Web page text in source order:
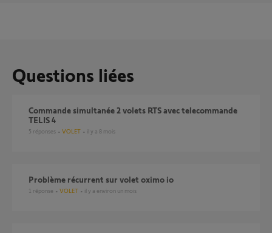
Questions liées
commande simultanée 2 volets RTS avec telecommande
TELIS 4
5 réponses VOLET il y a 8 mois
problème récurrent sur volet oximo io
1 réponse VOLET il y a environ un mois